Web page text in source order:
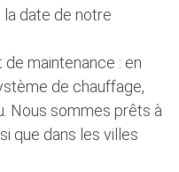
la date de notre
maintenance : en
de chauffage,
Nous sommes prêts à
que dans les villes